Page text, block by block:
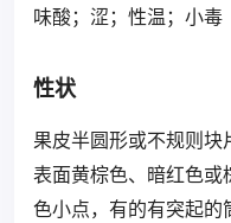
味酸；涩；性温；小毒
性状
果皮半圆形或不规则
表面黄棕色、暗红色或
色小点，有的有突起的